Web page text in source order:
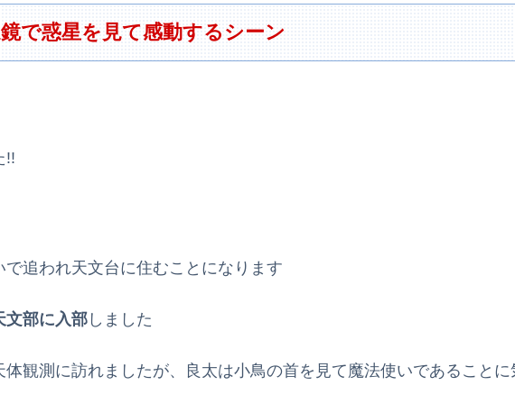
で惑星を見て感動するシーン
!!
追われ天文台に住むことになります
文部に入部 しました
観測に訪れましたが、良太は小鳥の首を見て魔法使いであることに